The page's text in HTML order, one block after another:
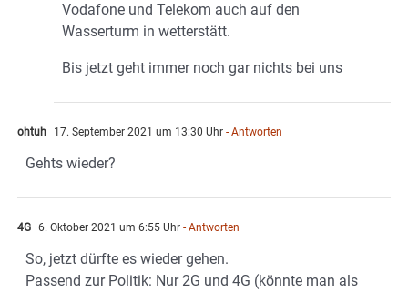
Vodafone und Telekom auch auf den
Wasserturm in wetterstätt.
Bis jetzt geht immer noch gar nichts bei uns
ohtuh 17. September 2021 um 13:30 Uhr - Antworten
Gehts wieder?
4G 6. Oktober 2021 um 6:55 Uhr - Antworten
So, jetzt dürfte es wieder gehen.
Passend zur Politik: Nur 2G und 4G (könnte man als